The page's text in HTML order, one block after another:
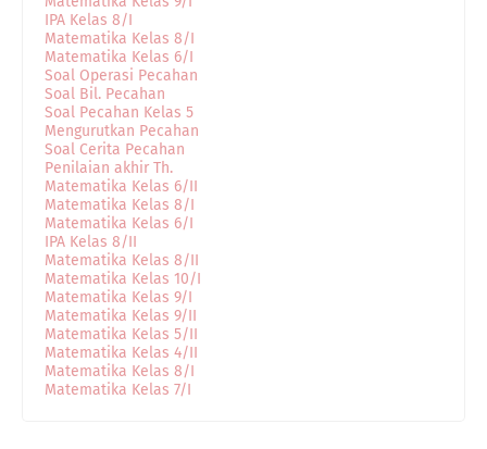
IPA Kelas 8/I
Matematika Kelas 8/I
Matematika Kelas 6/I
Soal Operasi Pecahan
Soal Bil. Pecahan
Soal Pecahan Kelas 5
Mengurutkan Pecahan
Soal Cerita Pecahan
Penilaian akhir Th.
Matematika Kelas 6/II
Matematika Kelas 8/I
Matematika Kelas 6/I
IPA Kelas 8/II
Matematika Kelas 8/II
Matematika Kelas 10/I
Matematika Kelas 9/I
Matematika Kelas 9/II
Matematika Kelas 5/II
Matematika Kelas 4/II
Matematika Kelas 8/I
Matematika Kelas 7/I